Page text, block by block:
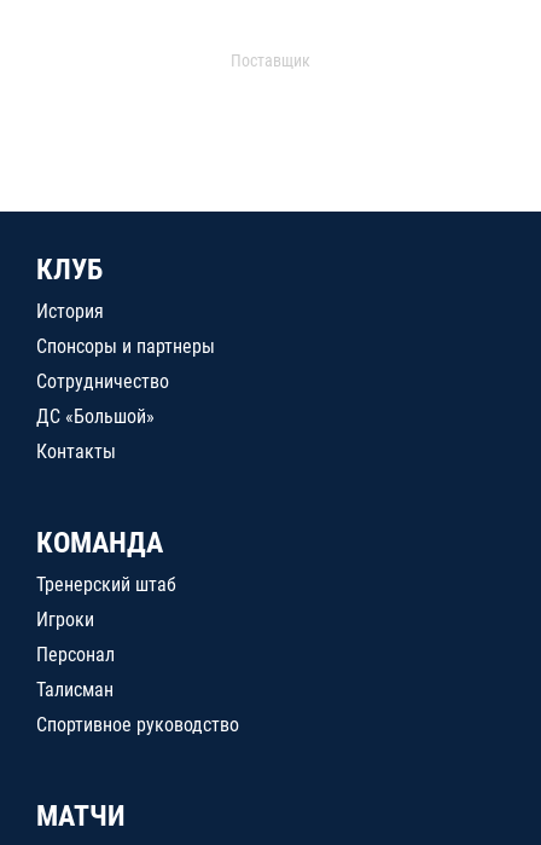
Поставщик
КЛУБ
История
Спонсоры и партнеры
Сотрудничество
ДС «Большой»
Контакты
КОМАНДА
Тренерский штаб
Игроки
Персонал
Талисман
Спортивное руководство
МАТЧИ